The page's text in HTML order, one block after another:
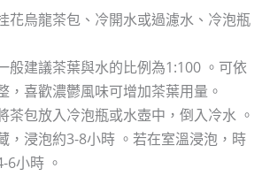
花烏龍茶包、冷開水或過濾水、冷泡瓶
般建議茶葉與水的比例為1:100 。可依
，喜歡濃鬱風味可增加茶葉用量。
茶包放入冷泡瓶或水壺中，倒入冷水 。
，浸泡約3-8小時 。若在室溫浸泡，時
6小時 。